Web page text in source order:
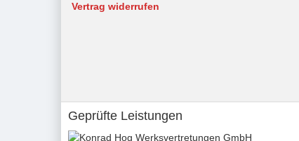
Vertrag widerrufen
Geprüfte Leistungen